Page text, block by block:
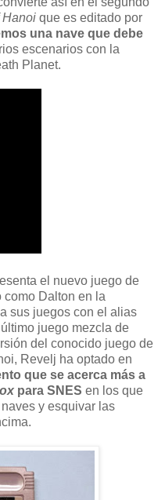
Hanoi que es editado por
una nave que debe
escenarios con la
Planet.
el nuevo juego de
como Dalton en la
sus juegos con el alias
juego mezcla de
del conocido juego de
Revelj ha optado en
que se acerca más a
para SNES en los que
y esquivar las